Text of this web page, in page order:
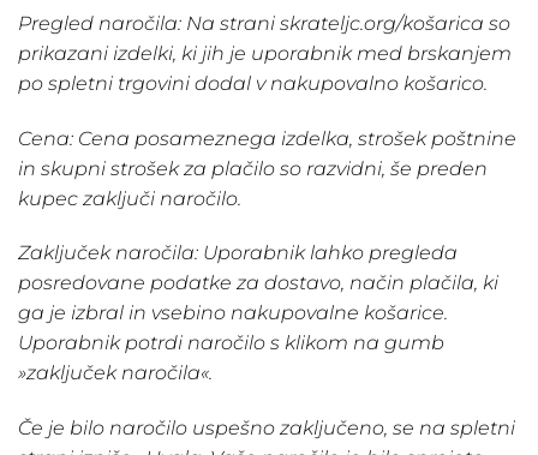
Pregled naročila: Na strani skrateljc.org/košarica so
prikazani izdelki, ki jih je uporabnik med brskanjem
po spletni trgovini dodal v nakupovalno košarico.
Cena: Cena posameznega izdelka, strošek poštnine
in skupni strošek za plačilo so razvidni, še preden
kupec zaključi naročilo.
Zaključek naročila: Uporabnik lahko pregleda
posredovane podatke za dostavo, način plačila, ki
ga je izbral in vsebino nakupovalne košarice.
Uporabnik potrdi naročilo s klikom na gumb
»zaključek naročila«.
Če je bilo naročilo uspešno zaključeno, se na spletni